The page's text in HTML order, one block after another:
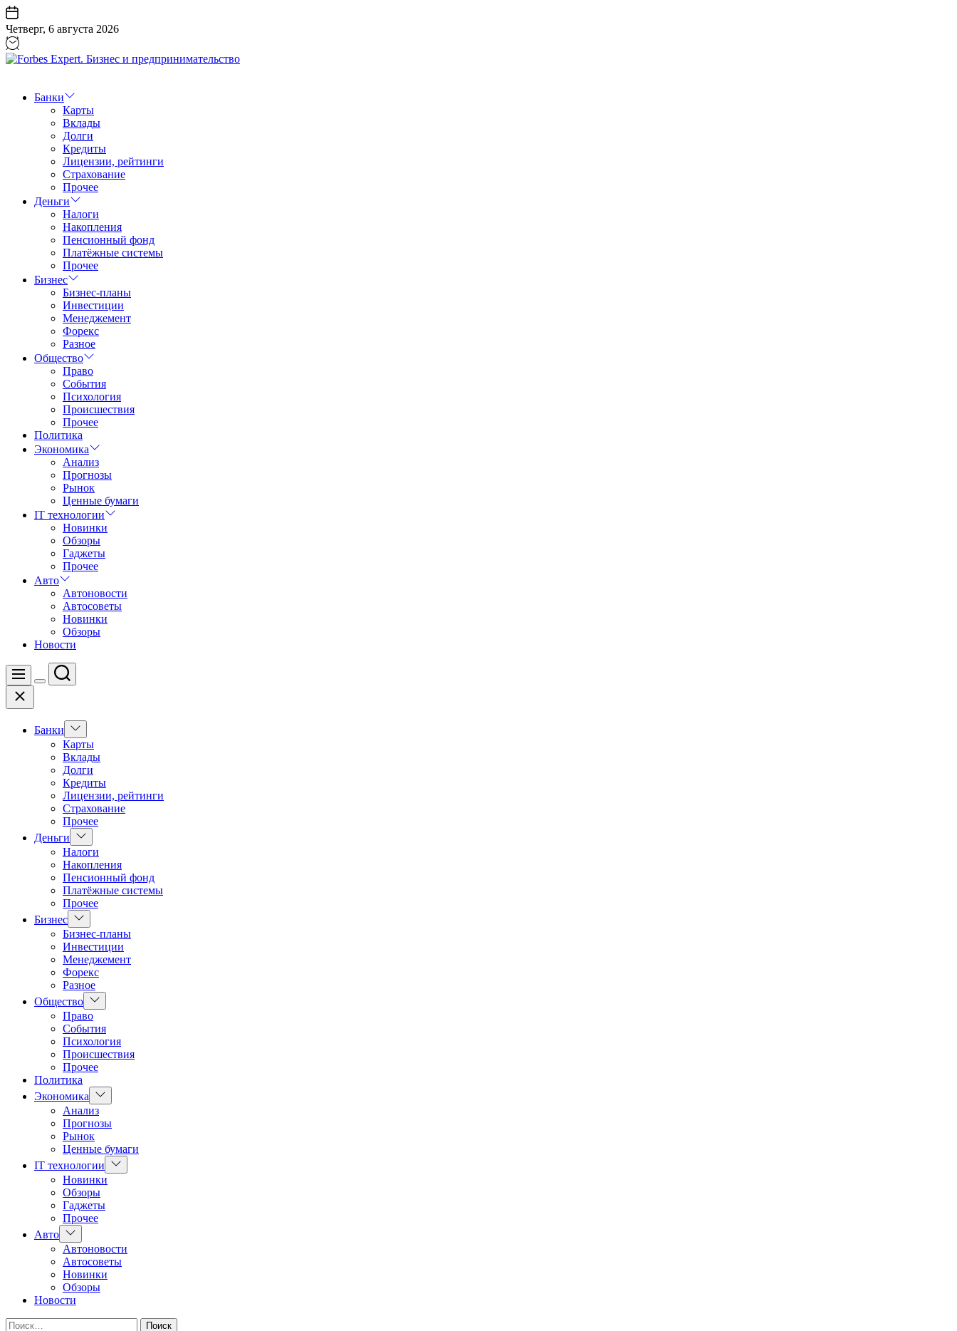
Перейти
к
содержанию
Четверг, 6 августа 2026
Бизнес
предпринимательство
Банки
Карты
Вклады
Долги
Кредиты
Лицензии, рейтинги
Страхование
Прочее
Деньги
Налоги
Накопления
Пенсионный фонд
Платёжные системы
Прочее
Бизнес
Бизнес-планы
Инвестиции
Менеджемент
Форекс
Разное
Общество
Право
События
Психология
Происшествия
Прочее
Политика
Экономика
Анализ
Прогнозы
Рынок
Ценные бумаги
IT технологии
Новинки
Обзоры
Гаджеты
Прочее
Авто
Автоновости
Автосоветы
Новинки
Обзоры
Новости
Меню
Цвет
Поиск
Закрыть
Банки
Показать
подменю
Карты
Вклады
Долги
Кредиты
Лицензии, рейтинги
Страхование
Прочее
Деньги
Показать
подменю
Налоги
Накопления
Пенсионный фонд
Платёжные системы
Прочее
Бизнес Показать
подменю
Бизнес-планы
Инвестиции
Менеджемент
Форекс
Разное
Общество Показать
подменю
Право
События
Психология
Происшествия
Прочее
Политика
Экономика
Показать
подменю
Анализ
Прогнозы
Рынок
Ценные бумаги
IT технологии
Показать
подменю
Новинки
Обзоры
Гаджеты
Прочее
Авто Показать
подменю
Автоновости
Автосоветы
Новинки
Обзоры
Новости
Найти: